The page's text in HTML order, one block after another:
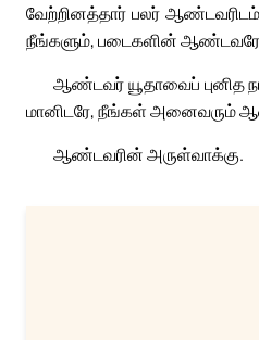
வேற்றினத்தார் பலர்
நீங்களும், படைகளின்
ஆண்டவர் யூதாவைப் புனித
மானிடரே, நீங்கள் அனைவரும்
ஆண்டவரின் அருள்வாக்கு.